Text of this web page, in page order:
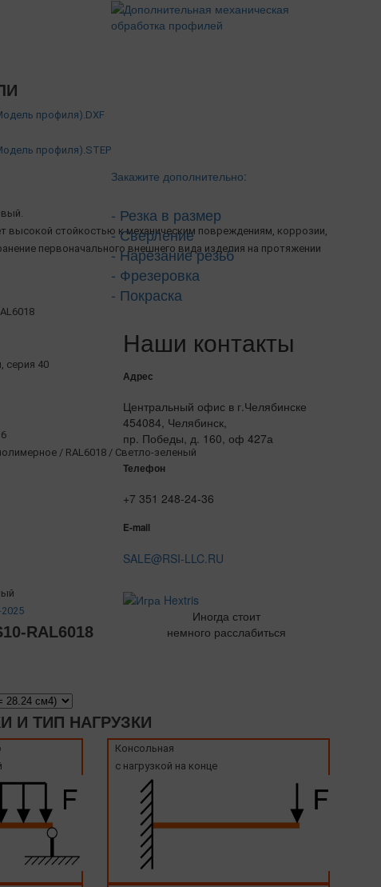
профиля).DXF
профиля).STEP
стойкостью к механическим повреждениям, коррозии,
первоначального внешнего вида изделия на протяжении
серия 40
/ RAL6018 / Светло-зеленый
RAL6018
И ТИП НАГРУЗКИ
Консольная
с нагрузкой на конце
Закажите дополнительно:
- Резка в размер
- Сверление
- Нарезание резьб
- Фрезеровка
- Покраска
Наши контакты
Адрес
Центральный офис в г.Челябинске
454084, Челябинск,
пр. Победы, д. 160, оф 427а
Телефон
+7 351 248-24-36
E-mail
SALE@RSI-LLC.RU
Иногда стоит
немного расслабиться